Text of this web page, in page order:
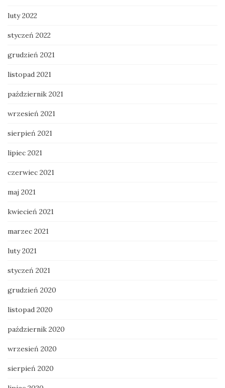
luty 2022
styczeń 2022
grudzień 2021
listopad 2021
październik 2021
wrzesień 2021
sierpień 2021
lipiec 2021
czerwiec 2021
maj 2021
kwiecień 2021
marzec 2021
luty 2021
styczeń 2021
grudzień 2020
listopad 2020
październik 2020
wrzesień 2020
sierpień 2020